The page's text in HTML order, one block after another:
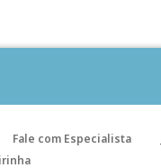
Fale com Especialista